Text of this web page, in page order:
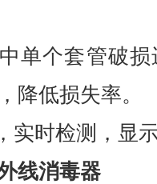
单个套管破
降低损失率。
实时检测，显
线消毒器